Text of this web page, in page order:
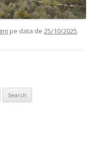
pe data de 25/10/2025.